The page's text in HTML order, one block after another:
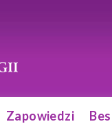
Zapowiedzi